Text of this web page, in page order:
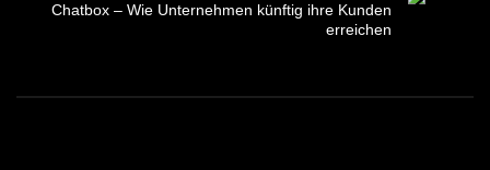
Chatbox – Wie Unternehmen künftig ihre Kunden
erreichen